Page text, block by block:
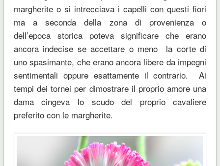
margherite o si intrecciava i capelli con questi fiori
ma a seconda della zona di provenienza o
dell’epoca storica poteva significare che erano
ancora indecise se accettare o meno la corte di
uno spasimante, che erano ancora libere da impegni
sentimentali oppure esattamente il contrario. Ai
tempi dei tornei per dimostrare il proprio amore una
dama cingeva lo scudo del proprio cavaliere
preferito con le margherite.